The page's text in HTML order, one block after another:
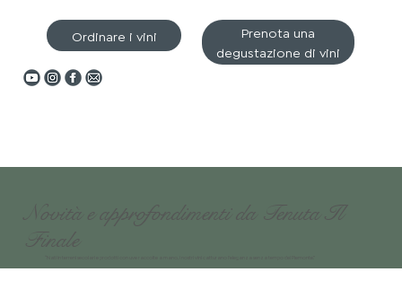
Ordinare i vini
Prenota una
degustazione di vini
Novità e approfondimenti da Tenuta Il
Finale